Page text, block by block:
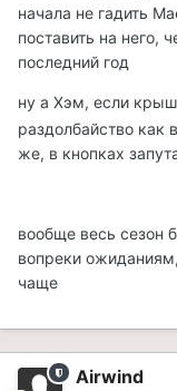
начала не гадить
поставить на него,
последний год
ну а Хэм, если
раздолбайство как
же, в кнопках
вообще весь сезон
вопреки
чаще
Airwind